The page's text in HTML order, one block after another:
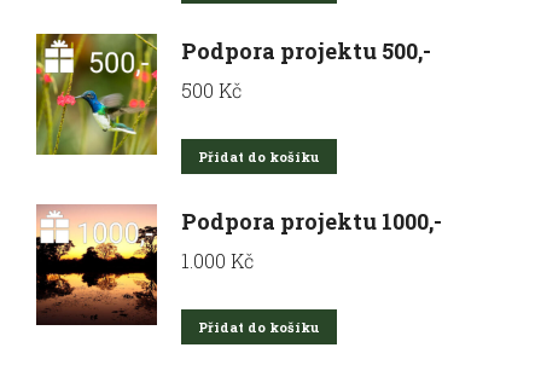
Podpora projektu 500,-
500 Kč
Přidat do košíku
Podpora projektu 1000,-
1.000 Kč
Přidat do košíku